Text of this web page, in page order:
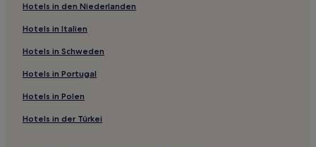
Gasthäuser in Cabo Frio
Pousadas in Praia Rasa
Hotels nahe Praia Azedinha
Hotels nahe Praia Armacão
Hotels nahe Praia do Foguete
Albatroz: Hotels
Hotels in den Niederlanden
Hotels in Italien
Hotels in Schweden
Hotels in Portugal
Hotels in Polen
Hotels in der Türkei